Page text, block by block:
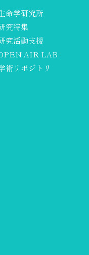
命学研究所
究特集
究活動支援
AIR LAB
術リポジトリ